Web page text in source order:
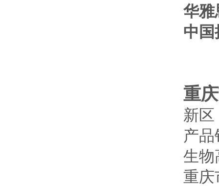
华雅
中国
重
新
产
生物
重庆